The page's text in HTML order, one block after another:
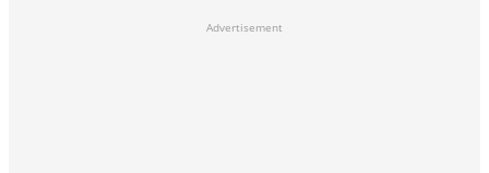
Advertisement